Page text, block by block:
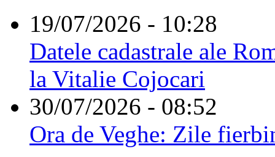
19/07/2026 - 10:28
Datele cadastrale ale
la Vitalie Cojocari
30/07/2026 - 08:52
Ora de Veghe: Zile